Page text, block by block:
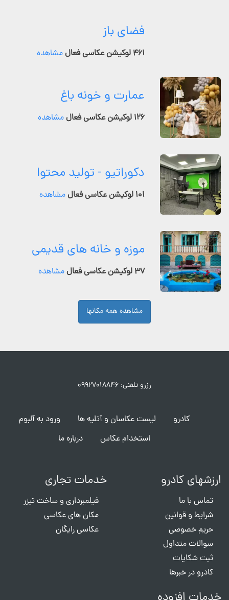
فضای باز
۴۶۱ لوکیشن عکاسی فعال مشاهده
عمارت و خونه باغ
۱۲۶ لوکیشن عکاسی فعال مشاهده
دکوراتیو - تولید محتوا
۱۰۱ لوکیشن عکاسی فعال مشاهده
موزه و خانه های قدیمی
۳۷ لوکیشن عکاسی فعال مشاهده
مشاهده همه مکانها
رزرو تلفنی: ۰۹۹۲۷۰۱۸۸۴۶
کادرو لیست عکاسان و آتلیه ها
ورود به آلبوم
استخدام عکاس
درباره ما
ارزشهای کادرو
تماس با ما
شرایط و قوانین
حریم خصوصی
سوالات متداول
ثبت شکایات
کادرو در خبرها
خدمات تجاری
فیلمبرداری و ساخت تیزر
مکان های عکاسی
عکاسی رایگان